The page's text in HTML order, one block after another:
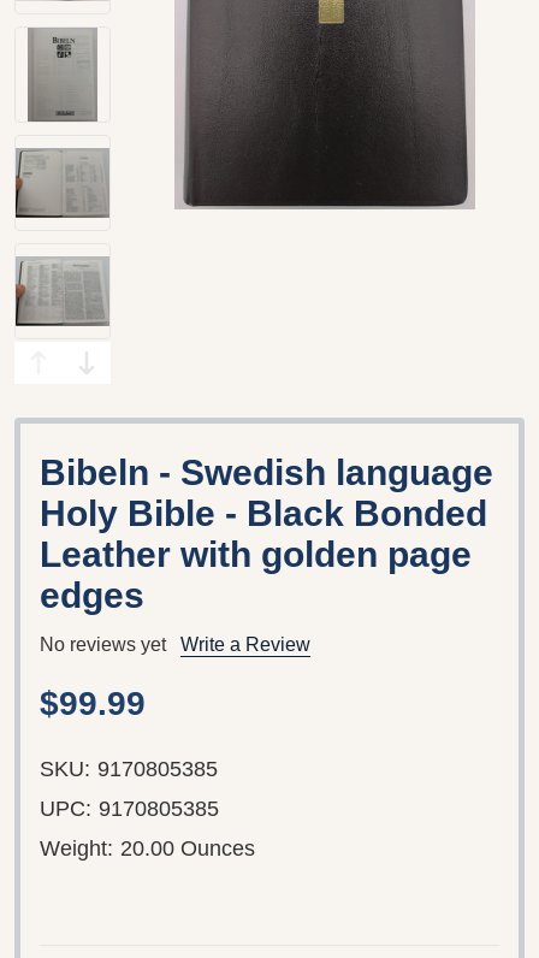
Bibeln - Swedish language
Holy Bible - Black Bonded
Leather with golden page
edges
No reviews yet Write a Review
$99.99
SKU: 9170805385
UPC: 9170805385
Weight: 20.00 Ounces